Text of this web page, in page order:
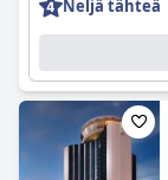
Neljä tähteä